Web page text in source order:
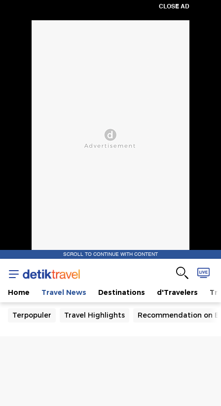
CLOSE AD
SCROLL TO CONTINUE WITH CONTENT
Home Travel News Destinations d'Travelers
Terpopuler Travel Highlights Recommendation on